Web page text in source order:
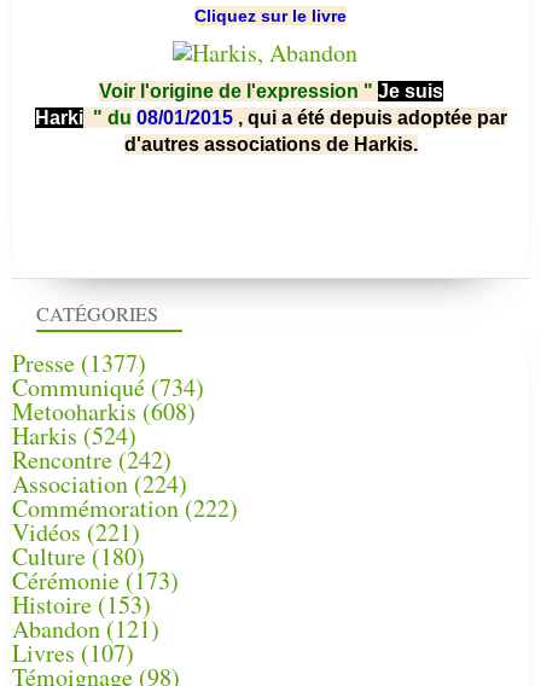
CATÉGORIES
Presse (1377)
Communiqué (734)
Metooharkis (608)
Harkis (524)
Rencontre (242)
Association (224)
Commémoration(222)
Vidéos (221)
Culture(180)
Cérémonie (173)
Histoire (153)
Abandon(121)
Livres (107)
Témoignage (98)
Cliquez sur le livre
Voir l'origine de l'expression " Je suis
Harki " du 08/01/2015 , qui a été depuis adoptée par
d'autres associations de Harkis.